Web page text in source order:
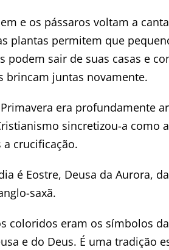
e os pássaros voltam a
plantas permitem que
podem sair de suas casas e
brincam juntas novamente.
era profundamente
sincretizou-a como
crucificação.
é Eostre, Deusa da Aurora,
saxã.
coloridos eram os símbolos
e do Deus. É uma tradição